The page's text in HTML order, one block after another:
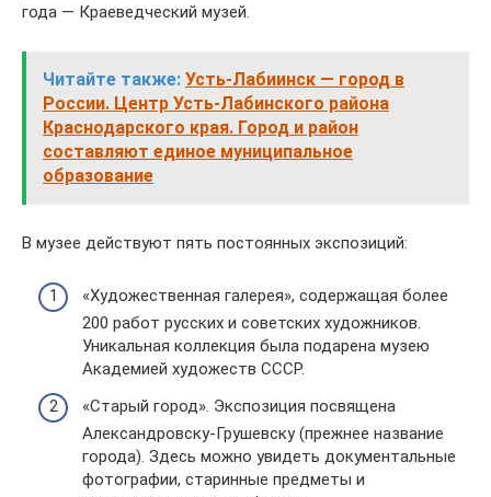
года — Краеведческий музей.
Читайте также: Усть-Лабиинск — город в
России. Центр Усть-Лабинского района
Краснодарского края. Город и район
составляют единое муниципальное
образование
В музее действуют пять постоянных экспозиций:
«Художественная галерея», содержащая более
200 работ русских и советских художников.
Уникальная коллекция была подарена музею
Академией художеств СССР.
«Старый город». Экспозиция посвящена
Александровску-Грушевску (прежнее название
города). Здесь можно увидеть документальные
фотографии, старинные предметы и